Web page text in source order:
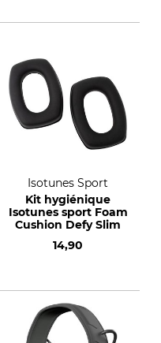
Isotunes Sport
Kit hygiénique
Isotunes sport Foam
Cushion Defy Slim
14,90